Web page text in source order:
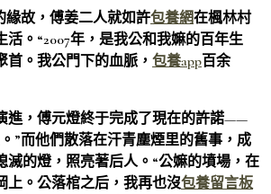
緣故，傅姜二人就如許包養網在楓林村
。“2007年，是我公和我嫲的百年生
首。我公門下的血脈， 包養app百余
進，傅元燈終于完成了現在的許諾——
”而他們散落在汗青塵煙里的舊事，成
滅的燈，照亮著后人。“公嫲的墳場，在
上。公落棺之后，我再也沒包養留言板